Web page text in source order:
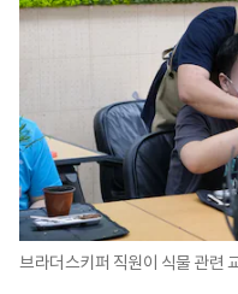
브라더스키퍼 직원이 식물 관련